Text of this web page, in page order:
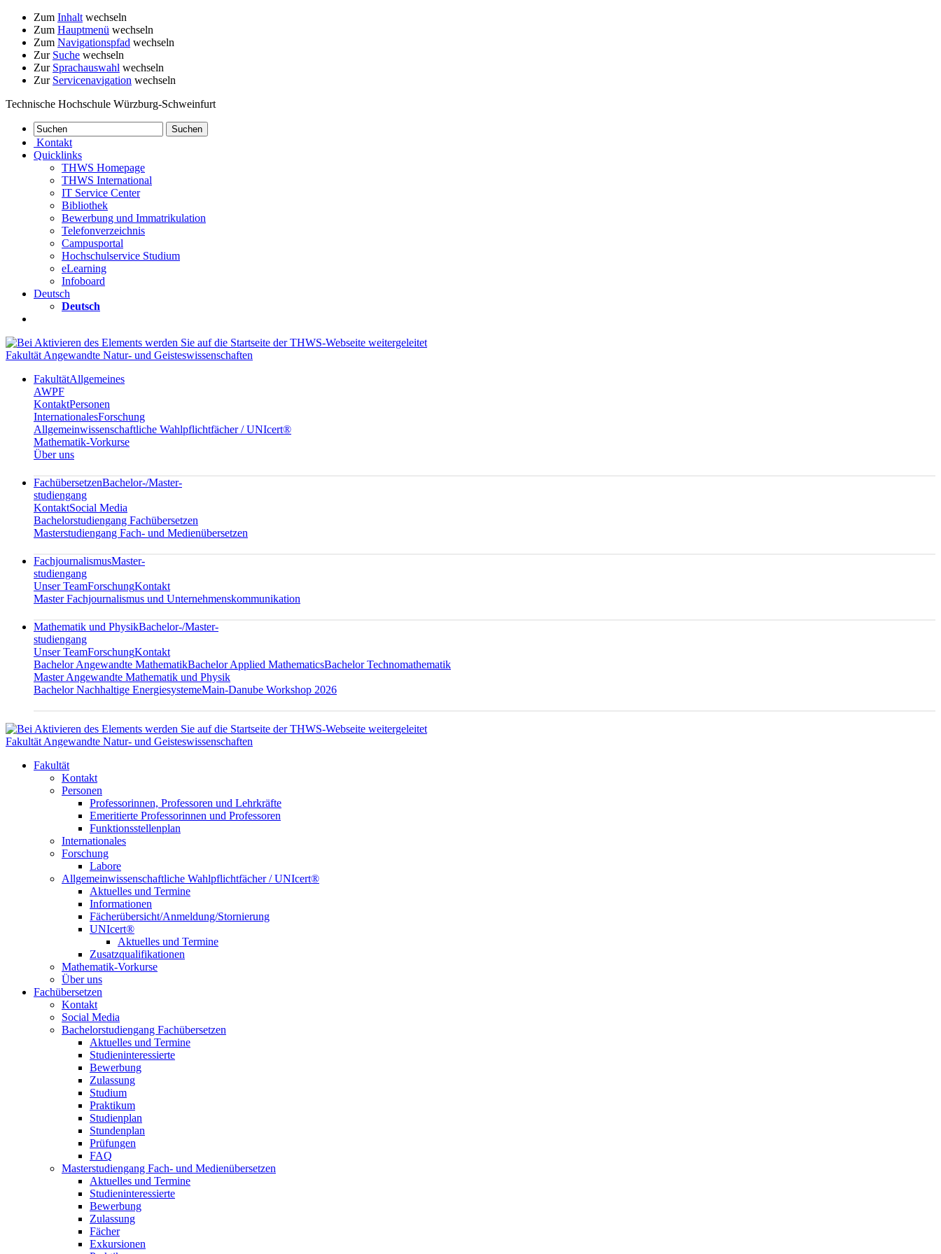
Zum Inhalt wechseln
Zum Hauptmenü wechseln
Zum Navigationspfad wechseln
Zur Suche wechseln
Zur Sprachauswahl wechseln
Zur Servicenavigation wechseln
Technische Hochschule Würzburg-Schweinfurt
Kontakt
Quicklinks
THWS Homepage
THWS International
IT Service Center
Bibliothek
Bewerbung und Immatrikulation
Telefonverzeichnis
Campusportal
Hochschulservice Studium
eLearning
Infoboard
Deutsch
Deutsch
Fakultät Angewandte Natur- und Geisteswissenschaften
FakultätAllgemeines
AWPF
KontaktPersonen
InternationalesForschung
Allgemeinwissenschaftliche Wahlpflichtfächer / UNIcert®
Mathematik-Vorkurse
Über uns
FachübersetzenBachelor-/Master-
studiengang
KontaktSocial Media
Bachelorstudiengang Fachübersetzen
Masterstudiengang Fach- und Medienübersetzen
FachjournalismusMaster-
studiengang
Unser TeamForschungKontakt
Master Fachjournalismus und Unternehmenskommunikation
Mathematik und PhysikBachelor-/Master-
studiengang
Unser TeamForschungKontakt
Bachelor Angewandte MathematikBachelor Applied MathematicsBachelor Technomathematik
Master Angewandte Mathematik und Physik
Bachelor Nachhaltige EnergiesystemeMain-Danube Workshop 2026
Fakultät Angewandte Natur- und Geisteswissenschaften
Fakultät
Kontakt
Personen
Professorinnen, Professoren und Lehrkräfte
Emeritierte Professorinnen und Professoren
Funktionsstellenplan
Internationales
Forschung
Labore
Allgemeinwissenschaftliche Wahlpflichtfächer / UNIcert®
Aktuelles und Termine
Informationen
Fächerübersicht/Anmeldung/Stornierung
UNIcert®
Aktuelles und Termine
Zusatzqualifikationen
Mathematik-Vorkurse
Über uns
Fachübersetzen
Kontakt
Social Media
Bachelorstudiengang Fachübersetzen
Aktuelles und Termine
Studieninteressierte
Bewerbung
Zulassung
Studium
Praktikum
Studienplan
Stundenplan
Prüfungen
FAQ
Masterstudiengang Fach- und Medienübersetzen
Aktuelles und Termine
Studieninteressierte
Bewerbung
Zulassung
Fächer
Exkursionen